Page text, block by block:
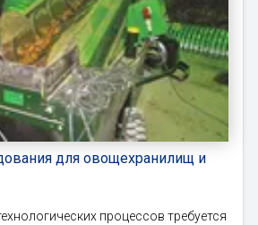
для овощехранилищ и
процессов требуется